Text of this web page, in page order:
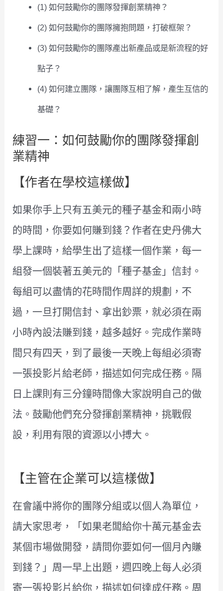
(1) 如何鼓勵你的團隊發揮創業精神？
(2) 如何鼓勵你的團隊擁抱問題，打破框架？
(3) 如何鼓勵你的團隊產出新產品或是新流程的好
點子？
(4) 如何建立團隊，讓團隊互相了解，產生互信的
基礎？
練習一：如何鼓勵你的團隊發揮創
業精神
【作者在學校這樣做】
如果你手上只有五美元的種子基金和兩小時
的時間，你要如何賺到錢？作者在史丹佛大
學上課時，給學生出了這樣一個作業，每一
組發一個裝著五美元的「種子基金」信封。
每組可以盡情的花時間作周詳的規劃，不
過，一旦打開信封、拿出鈔票，就必須在兩
小時內設法賺到錢，越多越好。完成作業時
間只有四天，到了最後一天晚上每組必須寄
一張投影片給老師，描述如何完成任務。隔
日上課則有三分鐘時間像大家說明自己的做
法。鼓勵他們充分發揮創業精神，挑戰假
設，利用有限的資源以小搏大。
【主管在企業可以這樣做】
在會議中將你的團隊分組或以個人為單位，
請大家思考，「如果老闆給你十萬元基金去
某個市場做開發，請問你要如何一個月內賺
到錢？」周一早上出題，週四晚上每人必須
寄一張投影片給你，描述如何達成任務。周